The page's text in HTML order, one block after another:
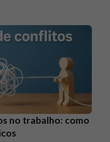
no trabalho: como